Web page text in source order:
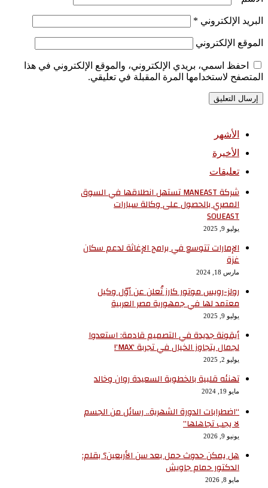
البريد الإلكتروني *
الموقع الإلكتروني
احفظ اسمي، بريدي الإلكتروني، والموقع الإلكتروني في هذا
المتصفح لاستخدامها المرة المقبلة في تعليقي.
الأشهر
الأخيرة
تعليقات
شركة MANEAST تستهل انطلاقها في السوق
المصري بالحصول على وكالة سيارات
SOUEAST
يوليو 9, 2025
الإمارات تتوسع في برامج الإغاثة لدعم سكان
غزة
مارس 18, 2024
رولز-رويس موتور كارز تُعلن عن أوّل وكيل
معتمد لها في جمهورية مصر العربية
يوليو 9, 2025
أيقونة جديدة في التصميم قادمة: استعدوا
لجمال يتجاوز الخيال في تجربة ‘MAX’!
يوليو 2, 2025
تهنئه قلبية بالخطوبة السعيدة روان وخالد
مايو 19, 2024
“اضطرابات الدورة الشهرية.. رسائل من الجسم
لا يجب تجاهلها”
يونيو 9, 2026
هل يمكن حدوث حمل بعد سن الأربعين؟ بقلم:
الدكتور حمام جاويش
مايو 8, 2026